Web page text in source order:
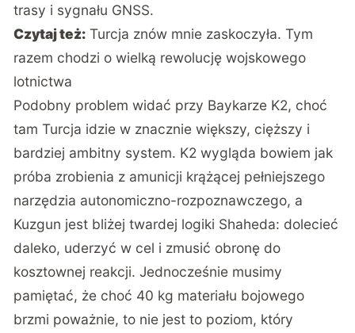
trasy i sygnału GNSS.
Czytaj też: Turcja znów mnie zaskoczyła. Tym
razem chodzi o wielką rewolucję wojskowego
lotnictwa
Podobny problem widać przy Baykarze K2, choć
tam Turcja idzie w znacznie większy, cięższy i
bardziej ambitny system. K2 wygląda bowiem jak
próba zrobienia z amunicji krążącej pełniejszego
narzędzia autonomiczno-rozpoznawczego, a
Kuzgun jest bliżej twardej logiki Shaheda: dolecieć
daleko, uderzyć w cel i zmusić obronę do
kosztownej reakcji. Jednocześnie musimy
pamiętać, że choć 40 kg materiału bojowego
brzmi poważnie, to nie jest to poziom, który